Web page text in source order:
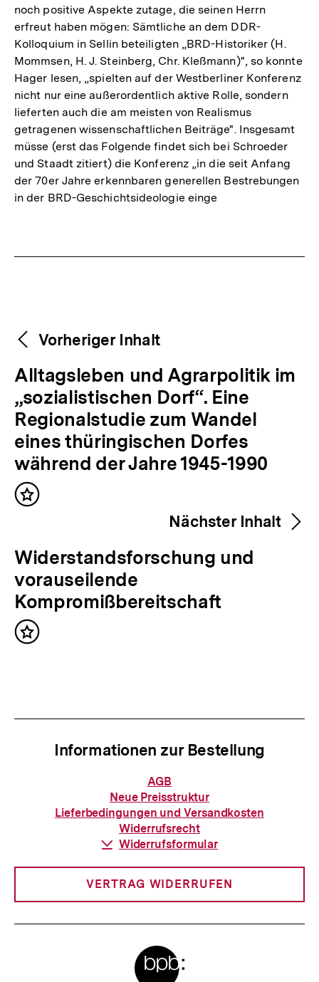
noch positive Aspekte zutage, die seinen Herrn
erfreut haben mögen: Sämtliche an dem DDR-
Kolloquium in Sellin beteiligten „BRD-Historiker (H.
Mommsen, H. J. Steinberg, Chr. Kleßmann)", so konnte
Hager lesen, „spielten auf der Westberliner Konferenz
nicht nur eine außerordentlich aktive Rolle, sondern
lieferten auch die am meisten von Realismus
getragenen wissenschaftlichen Beiträge". Insgesamt
müsse (erst das Folgende findet sich bei Schroeder
und Staadt zitiert) die Konferenz „in die seit Anfang
der 70er Jahre erkennbaren generellen Bestrebungen
in der BRD-Geschichtsideologie einge
Weitere
Inhalte
Content-
Navigation
Vorheriger Inhalt
V
o
r
h
e
r
i
e
r
I
n
h
Alltagsleben und Agrarpolitik im
„sozialistischen Dorf“. Eine
Regionalstudie zum Wandel
eines thüringischen Dorfes
während der Jahre 1945-1990
Inhalt
Nächster Inhalt
N
ä
c
h
s
:
Widerstandsforschung und
vorauseilende
Kompromißbereitschaft
Inhalt
Informationen zur Bestellung
Informationen
zur
Bestellung
AGB
Neue Preisstruktur
Lieferbedingungen und Versandkosten
Widerrufsrecht
Download-
Widerrufsformular
VERTRAG WIDERRUFEN